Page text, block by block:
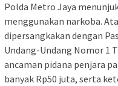
Polda Metro Jaya
menggunakan narkoba.
dipersangkakan dengan
Undang-Undang Nomor 1
ancaman pidana penjara
banyak Rp50 juta, serta